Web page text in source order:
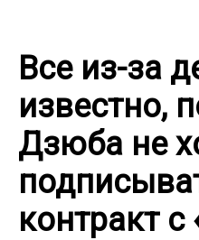
Все из-за
известно,
Дзюба не
контракт